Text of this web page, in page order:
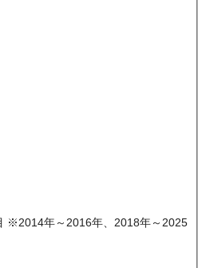
※2014年～2016年、2018年～2025